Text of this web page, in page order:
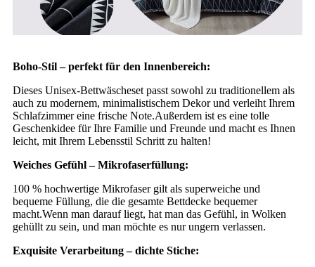
Boho-Stil – perfekt für den Innenbereich:
Dieses Unisex-Bettwäscheset passt sowohl zu traditionellem als
auch zu modernem, minimalistischem Dekor und verleiht Ihrem
Schlafzimmer eine frische Note.Außerdem ist es eine tolle
Geschenkidee für Ihre Familie und Freunde und macht es Ihnen
leicht, mit Ihrem Lebensstil Schritt zu halten!
Weiches Gefühl – Mikrofaserfüllung:
100 % hochwertige Mikrofaser gilt als superweiche und
bequeme Füllung, die die gesamte Bettdecke bequemer
macht.Wenn man darauf liegt, hat man das Gefühl, in Wolken
gehüllt zu sein, und man möchte es nur ungern verlassen.
Exquisite Verarbeitung – dichte Stiche: